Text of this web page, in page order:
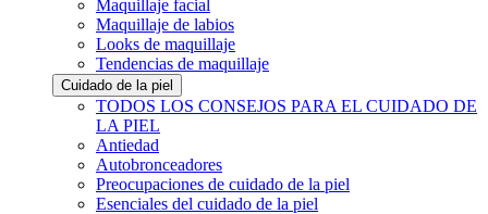
Maquillaje facial
Maquillaje de labios
Looks de maquillaje
Tendencias de maquillaje
Cuidado de la piel
TODOS LOS CONSEJOS PARA EL CUIDADO DE
LA PIEL
Antiedad
Autobronceadores
Preocupaciones de cuidado de la piel
Esenciales del cuidado de la piel